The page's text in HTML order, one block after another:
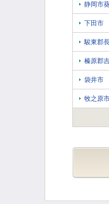
静岡市
下田市
駿東郡
榛原郡
袋井市
牧之原